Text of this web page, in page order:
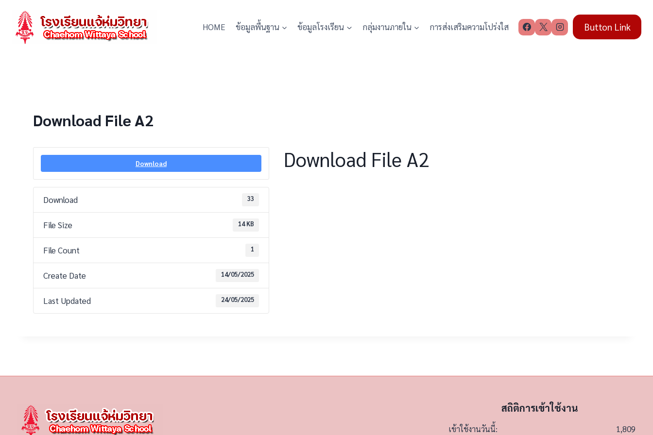
content
HOME ข้อมูลพื้นฐาน ข้อมูลโรงเรียน กลุ่มงานภายใน การส่งเสริมความโปร่งใส Button Link
Download File A2
Download
Download 33
File Size 14 KB
File Count 1
Create Date 14/05/2025
Last Updated 24/05/2025
Download File A2
สถิติการเข้าใช้งาน
เข้าใช้งานวันนี้: 1,809